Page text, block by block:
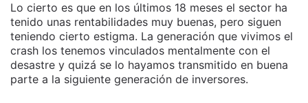
Lo cierto es que en los últimos 18 meses el sector ha
tenido unas rentabilidades muy buenas, pero siguen
teniendo cierto estigma. La generación que vivimos el
crash los tenemos vinculados mentalmente con el
desastre y quizá se lo hayamos transmitido en buena
parte a la siguiente generación de inversores.